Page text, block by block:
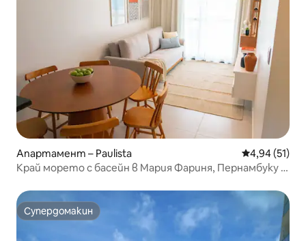
Апартамент – Paulista Средна
4,94 (51)
Край морето с басейн в Мария Фариня, Пернамбуку –
Супердомакин
Супердомакин